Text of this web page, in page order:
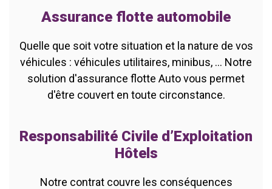
Assurance flotte automobile
Quelle que soit votre situation et la nature de vos
véhicules : véhicules utilitaires, minibus, ... Notre
solution d'assurance flotte Auto vous permet
d'être couvert en toute circonstance.
Responsabilité Civile d’Exploitation
Hôtels
Notre contrat couvre les conséquences